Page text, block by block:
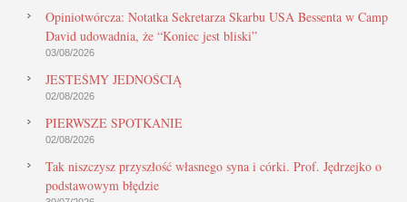
Opiniotwórcza: Notatka Sekretarza Skarbu USA Bessenta w Camp
David udowadnia, że “Koniec jest bliski”
03/08/2026
JESTEŚMY JEDNOŚCIĄ
02/08/2026
PIERWSZE SPOTKANIE
02/08/2026
Tak niszczysz przyszłość własnego syna i córki. Prof. Jędrzejko o
podstawowym błędzie